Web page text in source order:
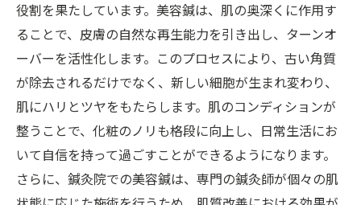
役割を果たしています。美容鍼は、肌の奥深くに作用す
ることで、皮膚の自然な再生能力を引き出し、ターンオ
ーバーを活性化します。このプロセスにより、古い角質
が除去されるだけでなく、新しい細胞が生まれ変わり、
肌にハリとツヤをもたらします。肌のコンディションが
整うことで、化粧のノリも格段に向上し、日常生活にお
いて自信を持って過ごすことができるようになります。
さらに、鍼灸院での美容鍼は、専門の鍼灸師が個々の肌